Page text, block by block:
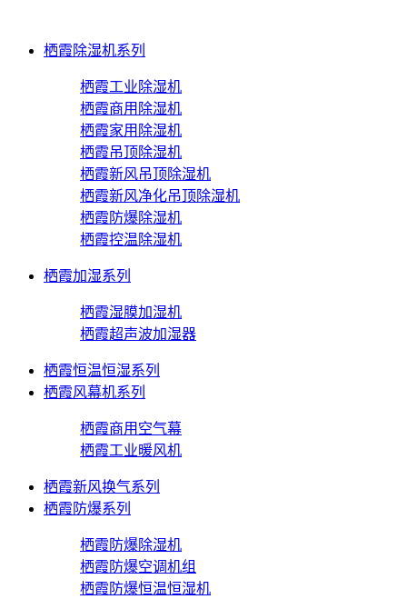
栖霞除湿机系列
栖霞工业除湿机
栖霞商用除湿机
栖霞家用除湿机
栖霞吊顶除湿机
栖霞新风吊顶除湿机
栖霞新风净化吊顶除湿机
栖霞防爆除湿机
栖霞控温除湿机
栖霞加湿系列
栖霞湿膜加湿机
栖霞超声波加湿器
栖霞恒温恒湿系列
栖霞风幕机系列
栖霞商用空气幕
栖霞工业暖风机
栖霞新风换气系列
栖霞防爆系列
栖霞防爆除湿机
栖霞防爆空调机组
栖霞防爆恒温恒湿机